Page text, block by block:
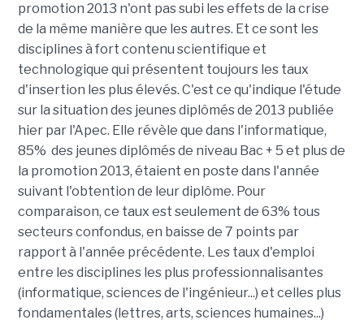
promotion 2013 n'ont pas subi les effets de la crise
de la même manière que les autres. Et ce sont les
disciplines à fort contenu scientifique et
technologique qui présentent toujours les taux
d'insertion les plus élevés. C'est ce qu'indique l'étude
sur la situation des jeunes diplômés de 2013 publiée
hier par l'Apec. Elle révèle que dans l'informatique,
85% des jeunes diplômés de niveau Bac + 5 et plus de
la promotion 2013, étaient en poste dans l'année
suivant l'obtention de leur diplôme. Pour
comparaison, ce taux est seulement de 63% tous
secteurs confondus, en baisse de 7 points par
rapport à l'année précédente. Les taux d'emploi
entre les disciplines les plus professionnalisantes
(informatique, sciences de l'ingénieur...) et celles plus
fondamentales (lettres, arts, sciences humaines...)